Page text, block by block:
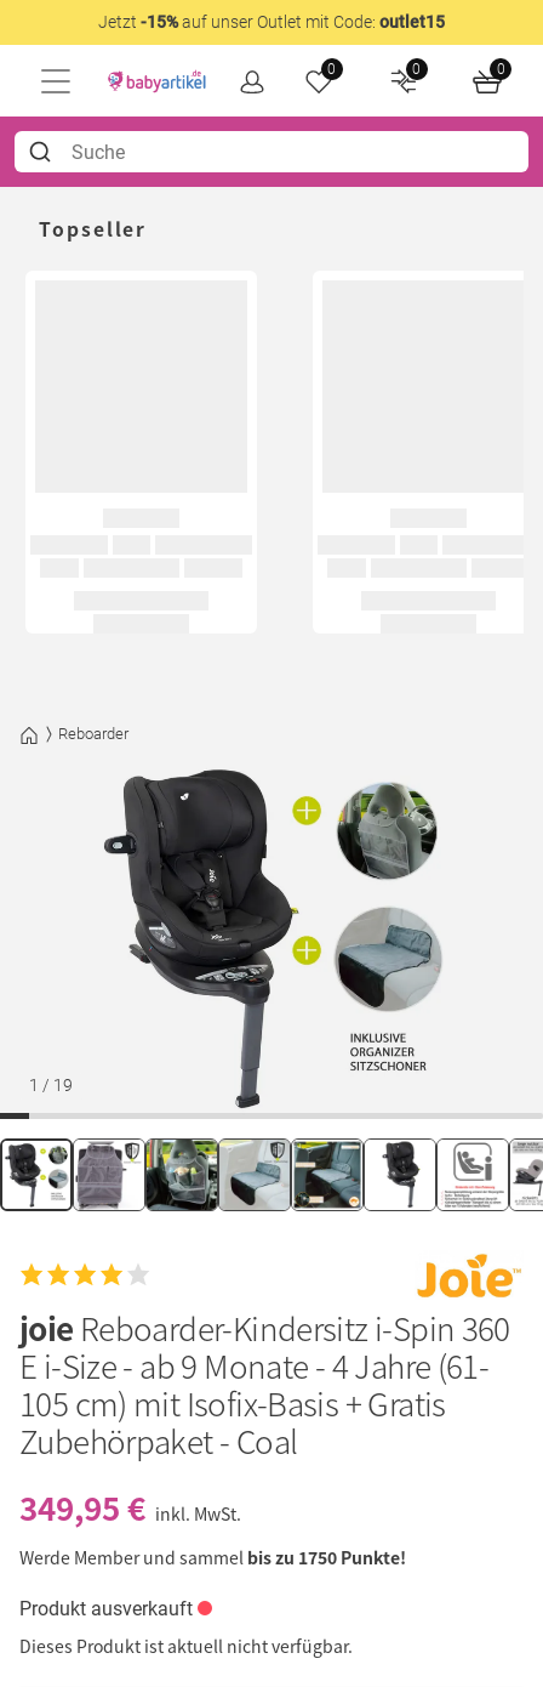
Jetzt -15%auf unser Outlet mit Code: outlet15
0 0 0
Topseller
Reboarder
1 / 19
joie Reboarder-Kindersitz i-Spin 360
E i-Size - ab 9 Monate - 4 Jahre (61-
105 cm) mit Isofix-Basis + Gratis
Zubehörpaket - Coal
349,95 € inkl. MwSt.
Werde Member und sammel bis zu 1750 Punkte!
Produkt ausverkauft
Dieses Produkt ist aktuell nicht verfügbar.